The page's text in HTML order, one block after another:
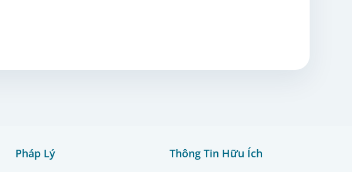
Pháp Lý Thông Tin Hữu Ích